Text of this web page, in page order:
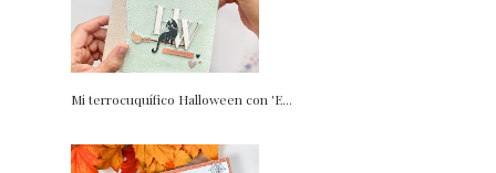
Mi terrocuquífico Halloween con 'E...